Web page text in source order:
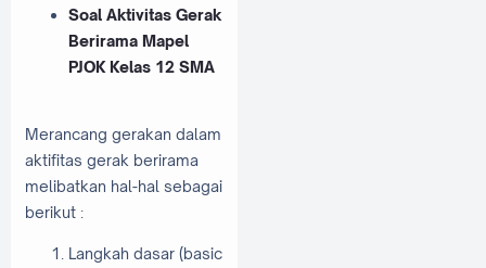
Soal Aktivitas Gerak
Berirama Mapel
PJOK Kelas 12 SMA
Merancang gerakan dalam
aktifitas gerak berirama
melibatkan hal-hal sebagai
berikut :
Langkah dasar (basic